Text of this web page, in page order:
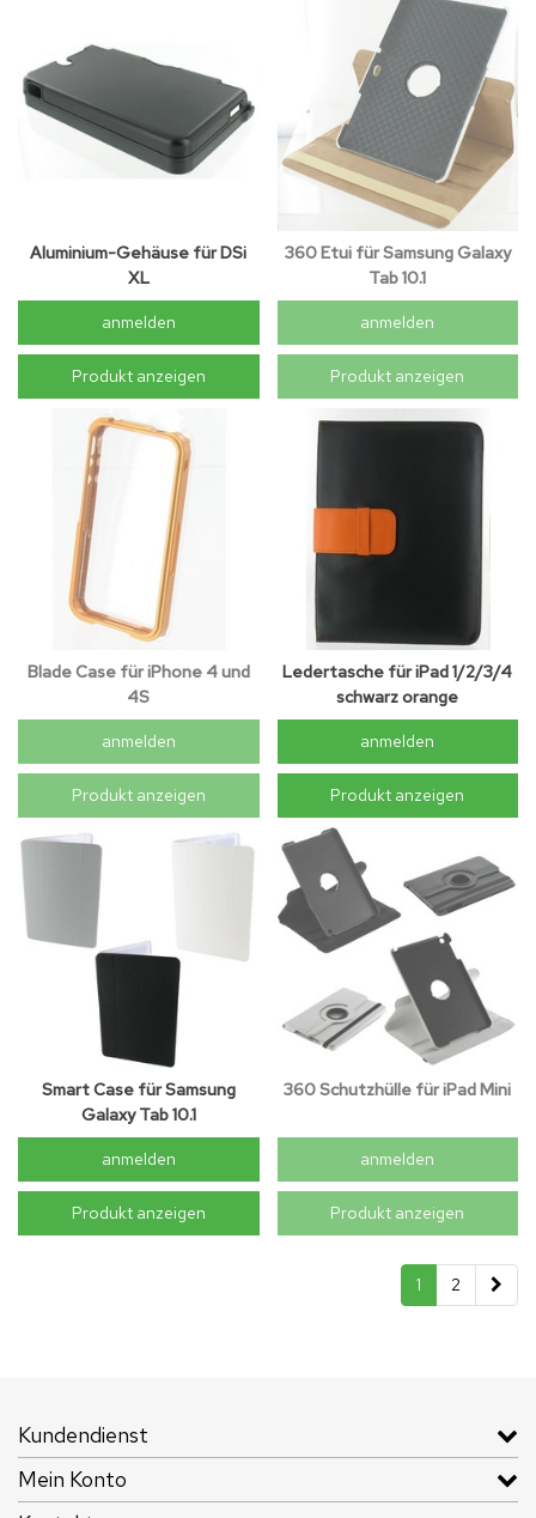
Aluminium-Gehäuse für DSi
XL
anmelden
Produkt anzeigen
360 Etui für Samsung Galaxy
Tab 10.1
anmelden
Produkt anzeigen
Blade Case für iPhone 4 und
4S
anmelden
Produkt anzeigen
Ledertasche für iPad 1/2/3/4
schwarz orange
anmelden
Produkt anzeigen
Smart Case für Samsung
Galaxy Tab 10.1
anmelden
Produkt anzeigen
360 Schutzhülle für iPad Mini
anmelden
Produkt anzeigen
1 2
Kundendienst
Mein Konto